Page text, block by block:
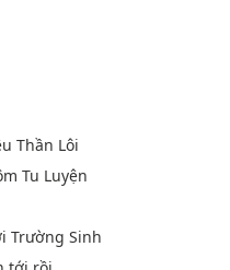
Thần Lôi
Tu Luyện
Trường Sinh